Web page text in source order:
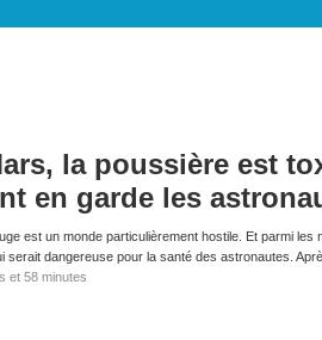
la poussière est
en garde les
est un monde particulièrement hostile. Et parmi
serait dangereuse pour la santé des astronautes.
et 58 minutes